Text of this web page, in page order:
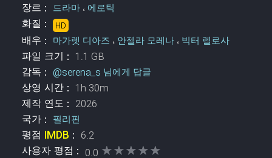
장르 : 드라마، 에로틱
화질 : HD
배우 : 마가렛 디아즈 ، 안젤라 모레나، 빅터 렐로사
파일 크기 : 1.1 GB
감독 : @serena_s 님에게 답글
상영 시간 : 1h 30m
제작 연도 : 2026
국가 : 필리핀
평점 IMDB : 6.2
사용자 평점 : 0.0 ★★★★★
★★★★★